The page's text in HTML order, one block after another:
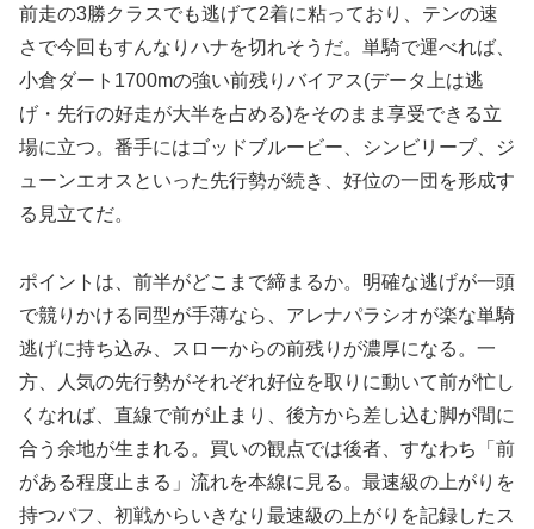
前走の3勝クラスでも逃げて2着に粘っており、テンの速
さで今回もすんなりハナを切れそうだ。単騎で運べれば、
小倉ダート1700mの強い前残りバイアス(データ上は逃
げ・先行の好走が大半を占める)をそのまま享受できる立
場に立つ。番手にはゴッドブルービー、シンビリーブ、ジ
ューンエオスといった先行勢が続き、好位の一団を形成す
る見立てだ。
ポイントは、前半がどこまで締まるか。明確な逃げが一頭
で競りかける同型が手薄なら、アレナパラシオが楽な単騎
逃げに持ち込み、スローからの前残りが濃厚になる。一
方、人気の先行勢がそれぞれ好位を取りに動いて前が忙し
くなれば、直線で前が止まり、後方から差し込む脚が間に
合う余地が生まれる。買いの観点では後者、すなわち「前
がある程度止まる」流れを本線に見る。最速級の上がりを
持つパフ、初戦からいきなり最速級の上がりを記録したス